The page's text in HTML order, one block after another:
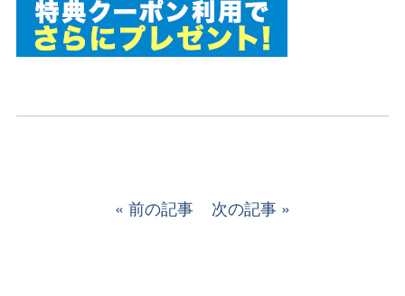
前の記事 次の記事